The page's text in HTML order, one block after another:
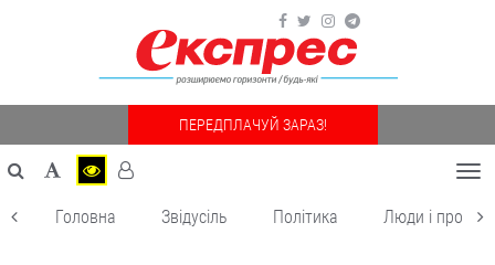
ПЕРЕДПЛАЧУЙ ЗАРАЗ!
Головна Звідусіль Політика Люди і